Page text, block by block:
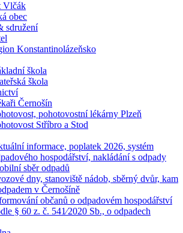
Vlčák
obec
sdružení
Konstantinolázeňsko
škola
škola
Černošín
pohotovostní lékárny Plzeň
Stříbro a Stod
informace, poplatek 2026, systém
hospodářství, nakládání s odpady
sběr odpadů
dny, stanoviště nádob, sběrný dvůr, kam
v Černošíně
občanů o odpadovém hospodářství
§ 60 z. č. 541⁄2020 Sb., o odpadech